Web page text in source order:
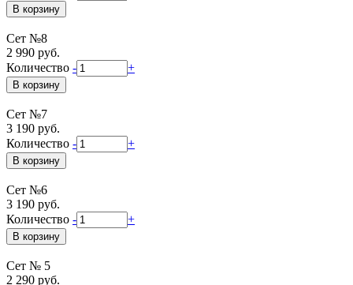
Сет №8
2 990 руб.
Количество - +
Сет №7
3 190 руб.
Количество - +
Сет №6
3 190 руб.
Количество - +
Сет № 5
2 290 руб.